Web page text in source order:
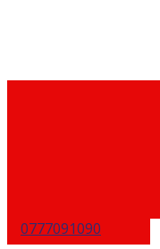
0777091090